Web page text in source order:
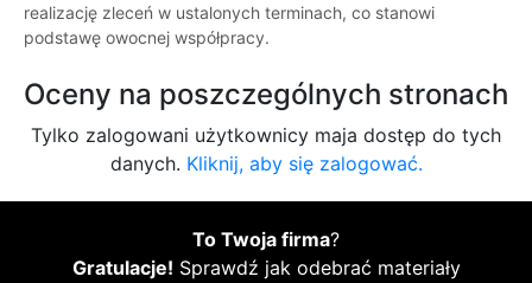
realizację zleceń w ustalonych terminach, co stanowi
podstawę owocnej współpracy.
Oceny na poszczególnych stronach
Tylko zalogowani użytkownicy maja dostęp do tych
danych. Kliknij, aby się zalogować.
To Twoja firma?
Gratulacje! Sprawdź jak odebrać materiały